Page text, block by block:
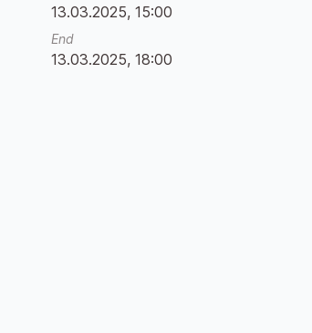
13.03.2025, 15:00
End
13.03.2025, 18:00